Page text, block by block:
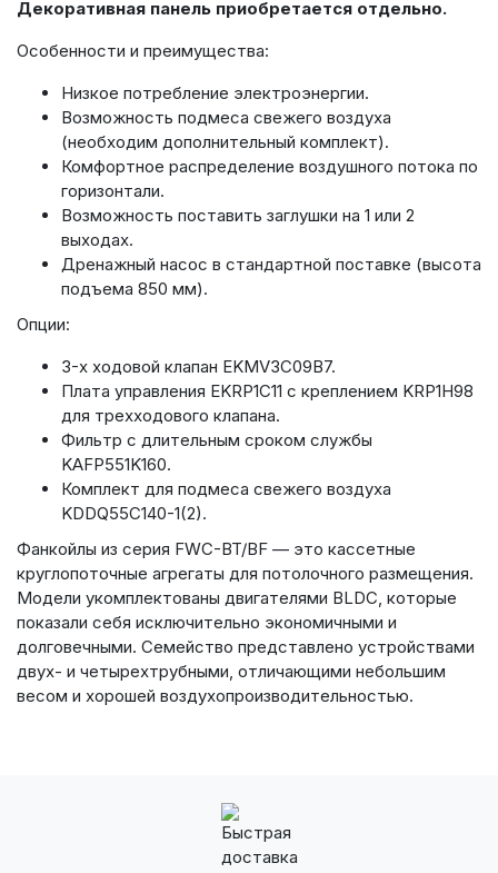
Декоративная панель приобретается отдельно.
Особенности и преимущества:
Низкое потребление электроэнергии.
Возможность подмеса свежего воздуха
(необходим дополнительный комплект).
Комфортное распределение воздушного потока по
горизонтали.
Возможность поставить заглушки на 1 или 2
выходах.
Дренажный насос в стандартной поставке (высота
подъема 850 мм).
Опции:
3-х ходовой клапан EKMV3C09B7.
Плата управления EKRP1C11 с креплением KRP1H98
для трехходового клапана.
Фильтр с длительным сроком службы
KAFP551K160.
Комплект для подмеса свежего воздуха
KDDQ55C140-1(2).
Фанкойлы из серия FWC-BT/BF — это кассетные
круглопоточные агрегаты для потолочного размещения.
Модели укомплектованы двигателями BLDC, которые
показали себя исключительно экономичными и
долговечными. Семейство представлено устройствами
двух- и четырехтрубными, отличающими небольшим
весом и хорошей воздухопроизводительностью.